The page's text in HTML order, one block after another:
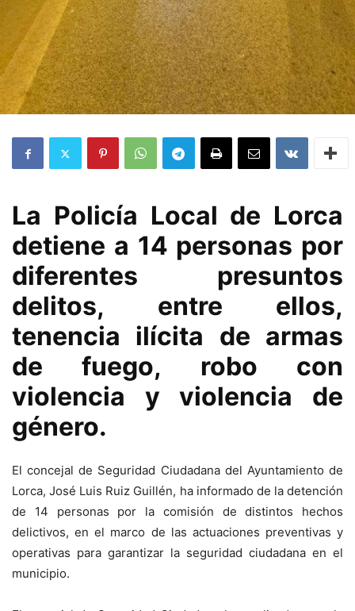
La Policía Local de Lorca
detiene a 14 personas por
diferentes presuntos
delitos, entre ellos,
tenencia ilícita de armas
de fuego, robo con
violencia y violencia de
género.
El concejal de Seguridad Ciudadana del Ayuntamiento de
Lorca, José Luis Ruiz Guillén, ha informado de la detención
de 14 personas por la comisión de distintos hechos
delictivos, en el marco de las actuaciones preventivas y
operativas para garantizar la seguridad ciudadana en el
municipio.